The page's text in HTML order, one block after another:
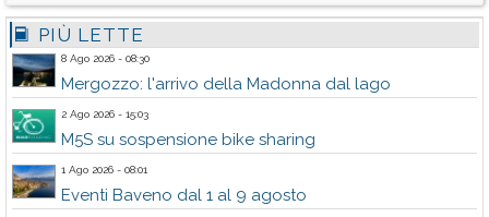
PIÙ LETTE
8 Ago 2026 - 08:30
Mergozzo: l'arrivo della Madonna dal lago
2 Ago 2026 - 15:03
M5S su sospensione bike sharing
1 Ago 2026 - 08:01
Eventi Baveno dal 1 al 9 agosto